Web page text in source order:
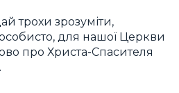
трохи зрозуміти,
для нашої Церкви
про Христа-Спасителя